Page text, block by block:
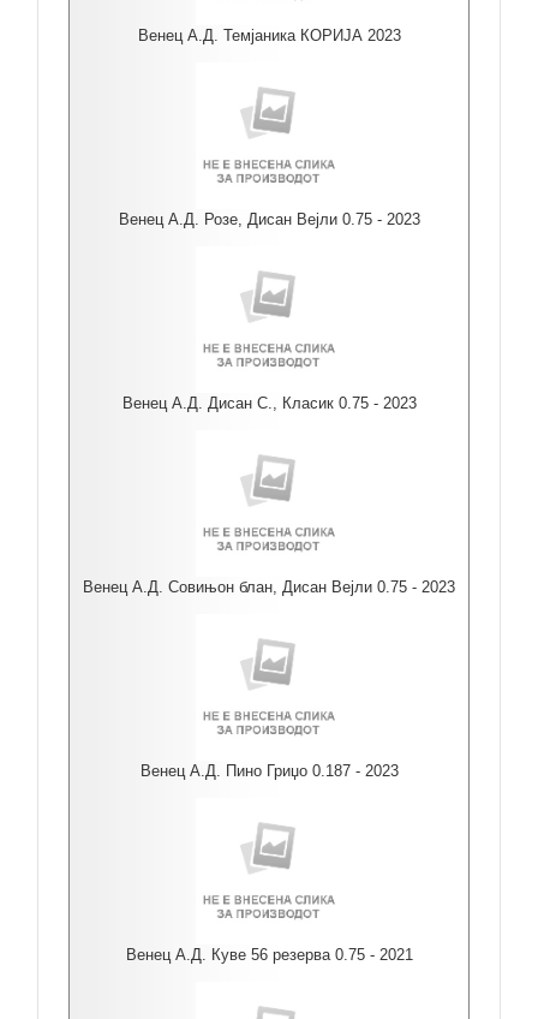
Венец А.Д. Темјаника КОРИЈА 2023
Венец А.Д. Розе, Дисан Вејли 0.75 - 2023
Венец А.Д. Дисан С., Класик 0.75 - 2023
Венец А.Д. Совињон блан, Дисан Вејли 0.75 - 2023
Венец А.Д. Пино Гриџо 0.187 - 2023
Венец А.Д. Куве 56 резерва 0.75 - 2021